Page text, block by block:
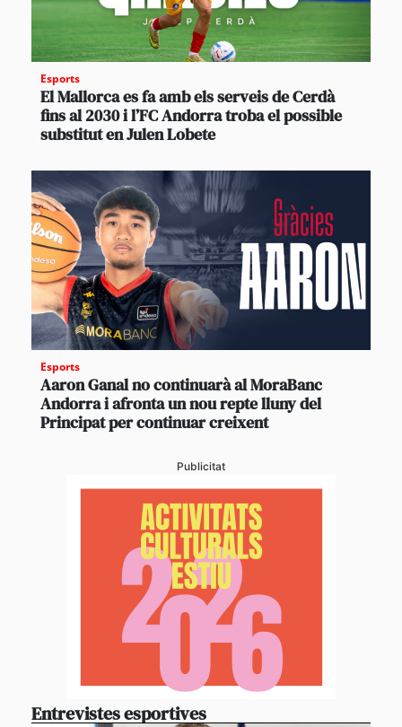
Esports
El Mallorca es fa amb els serveis de Cerdà
fins al 2030 i l’FC Andorra troba el possible
substitut en Julen Lobete
Esports
Aaron Ganal no continuarà al MoraBanc
Andorra i afronta un nou repte lluny del
Principat per continuar creixent
Publicitat
Entrevistes esportives